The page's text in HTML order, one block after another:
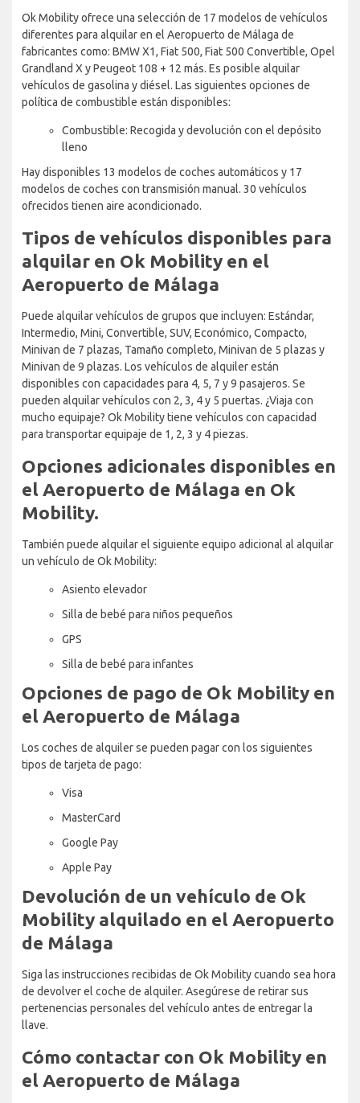
Ok Mobility ofrece una selección de 17 modelos de vehículos
diferentes para alquilar en el Aeropuerto de Málaga de
fabricantes como: BMW X1, Fiat 500, Fiat 500 Convertible, Opel
Grandland X y Peugeot 108 + 12 más. Es posible alquilar
vehículos de gasolina y diésel. Las siguientes opciones de
política de combustible están disponibles:
Combustible: Recogida y devolución con el depósito
lleno
Hay disponibles 13 modelos de coches automáticos y 17
modelos de coches con transmisión manual. 30 vehículos
ofrecidos tienen aire acondicionado.
Tipos de vehículos disponibles para
alquilar en Ok Mobility en el
Aeropuerto de Málaga
Puede alquilar vehículos de grupos que incluyen: Estándar,
Intermedio, Mini, Convertible, SUV, Económico, Compacto,
Minivan de 7 plazas, Tamaño completo, Minivan de 5 plazas y
Minivan de 9 plazas. Los vehículos de alquiler están
disponibles con capacidades para 4, 5, 7 y 9 pasajeros. Se
pueden alquilar vehículos con 2, 3, 4 y 5 puertas. ¿Viaja con
mucho equipaje? Ok Mobility tiene vehículos con capacidad
para transportar equipaje de 1, 2, 3 y 4 piezas.
Opciones adicionales disponibles en
el Aeropuerto de Málaga en Ok
Mobility.
También puede alquilar el siguiente equipo adicional al alquilar
un vehículo de Ok Mobility:
Asiento elevador
Silla de bebé para niños pequeños
GPS
Silla de bebé para infantes
Opciones de pago de Ok Mobility en
el Aeropuerto de Málaga
Los coches de alquiler se pueden pagar con los siguientes
tipos de tarjeta de pago:
Visa
MasterCard
Google Pay
Apple Pay
Devolución de un vehículo de Ok
Mobility alquilado en el Aeropuerto
de Málaga
Siga las instrucciones recibidas de Ok Mobility cuando sea hora
de devolver el coche de alquiler. Asegúrese de retirar sus
pertenencias personales del vehículo antes de entregar la
llave.
Cómo contactar con Ok Mobility en
el Aeropuerto de Málaga